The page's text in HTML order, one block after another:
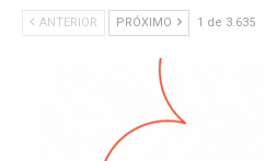
ANTERIOR PRÓXIMO 1 de 3.635